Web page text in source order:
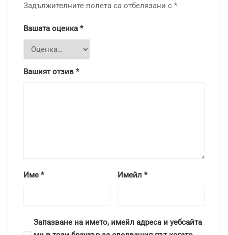
Задължителните полета са отбелязани с *
Вашата оценка *
Вашият отзив *
Име * Имейл*
Запазване на името, имейл адреса и уебсайта